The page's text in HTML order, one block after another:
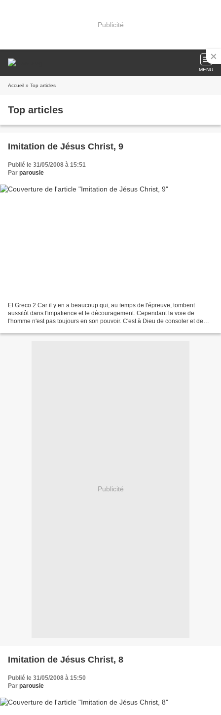
Publicité
MENU
Accueil » Top articles
Top articles
Imitation de Jésus Christ, 9
Publié le 31/05/2008 à 15:51
Par parousie
El Greco 2.Car il y en a beaucoup qui, au temps de l'épreuve, tombent
aussitôt dans l'impatience et le découragement. Cependant la voie de
l'homme n'est pas toujours en son pouvoir. C'est à Dieu de consoler et de
Publicité
Imitation de Jésus Christ, 8
Publié le 31/05/2008 à 15:50
Par parousie